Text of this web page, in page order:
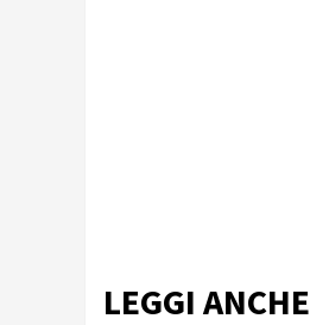
LEGGI ANCHE